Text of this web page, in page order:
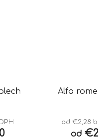
Alfa
od €2,28
od